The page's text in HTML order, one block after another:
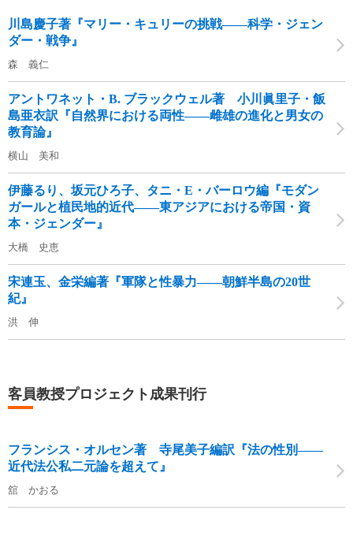
川島慶子著『マリー・キュリーの挑戦――科学・ジェン
ダー・戦争』
森 義仁
アントワネット・B. ブラックウェル著 小川眞里子・飯
島亜衣訳『自然界における両性――雌雄の進化と男女の
教育論』
横山 美和
伊藤るり、坂元ひろ子、タニ・E・バーロウ編『モダン
ガールと植民地的近代――東アジアにおける帝国・資
本・ジェンダー』
大橋 史恵
宋連玉、金栄編著『軍隊と性暴力――朝鮮半島の20世
紀』
洪 伸
客員教授プロジェクト成果刊行
フランシス・オルセン著 寺尾美子編訳『法の性別――
近代法公私二元論を超えて』
舘 かおる